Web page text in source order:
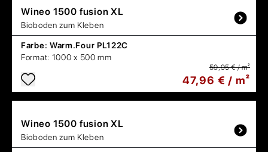
Wineo 1500 fusion XL
Bioboden zum Kleben
Farbe: Warm.Four PL122C
Format: 1000 x 500 mm
59,95 € / m²
47,96 € / m²
Wineo 1500 fusion XL
Bioboden zum Kleben